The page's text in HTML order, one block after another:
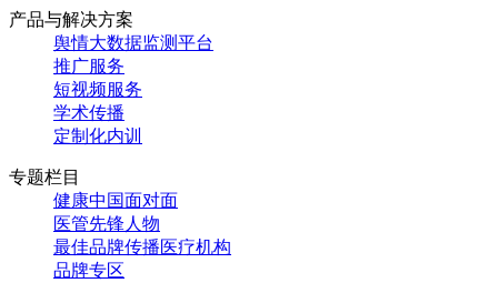
产品与解决方案
舆情大数据监测平台
推广服务
短视频服务
学术传播
定制化内训
专题栏目
健康中国面对面
医管先锋人物
最佳品牌传播医疗机构
品牌专区